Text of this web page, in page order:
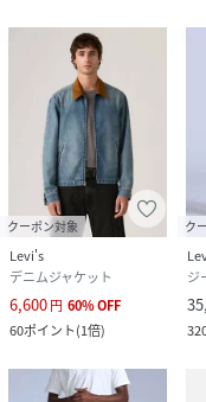
クーポン対象
Levi's
デニムジャケット
6,600円 60%OFF
60ポイント(1倍)
ク
ジ